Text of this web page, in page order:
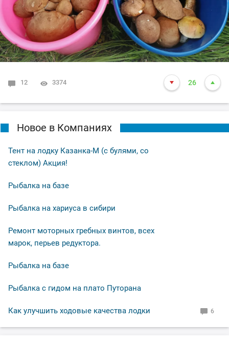
12 3374 26
Новое в Компаниях
Тент на лодку Казанка-М (с булями, со
стеклом) Акция!
Рыбалка на базе
Рыбалка на хариуса в сибири
Ремонт моторных гребных винтов, всех
марок, перьев редуктора.
Рыбалка на базе
Рыбалка с гидом на плато Путорана
Как улучшить ходовые качества лодки 6